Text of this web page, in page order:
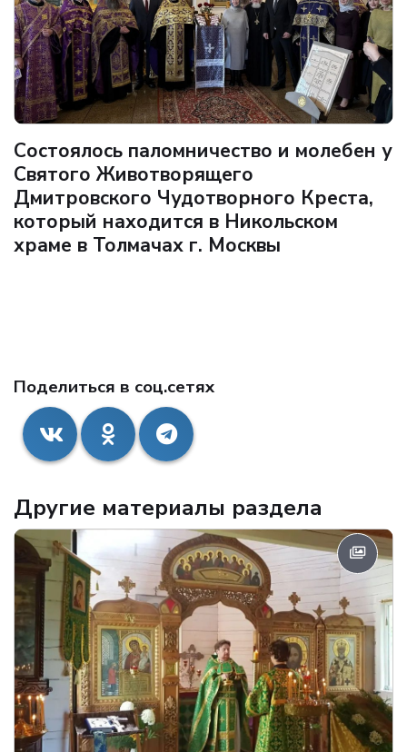
Состоялось паломничество и молебен у
Святого Животворящего
Дмитровского Чудотворного Креста,
который находится в Никольском
храме в Толмачах г. Москвы
Поделиться в соц.сетях
Другие материалы раздела